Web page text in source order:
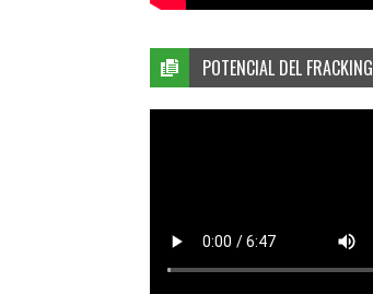
POTENCIAL DEL FRACKING